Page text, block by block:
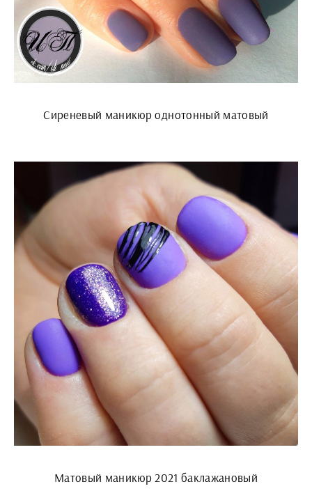
Сиреневый маникюр однотонный матовый
Матовый маникюр 2021 баклажановый